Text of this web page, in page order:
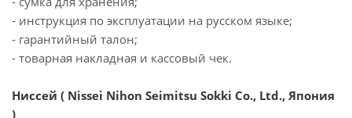
- инструкция по эксплуатации на русском языке;
- гарантийный талон;
- товарная накладная и кассовый чек.
Ниссей ( Nissei Nihon Seimitsu Sokki Co., Ltd., Япония
)